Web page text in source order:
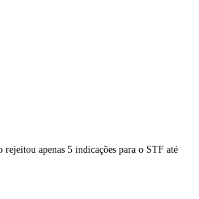
rejeitou apenas 5 indicações para o STF até